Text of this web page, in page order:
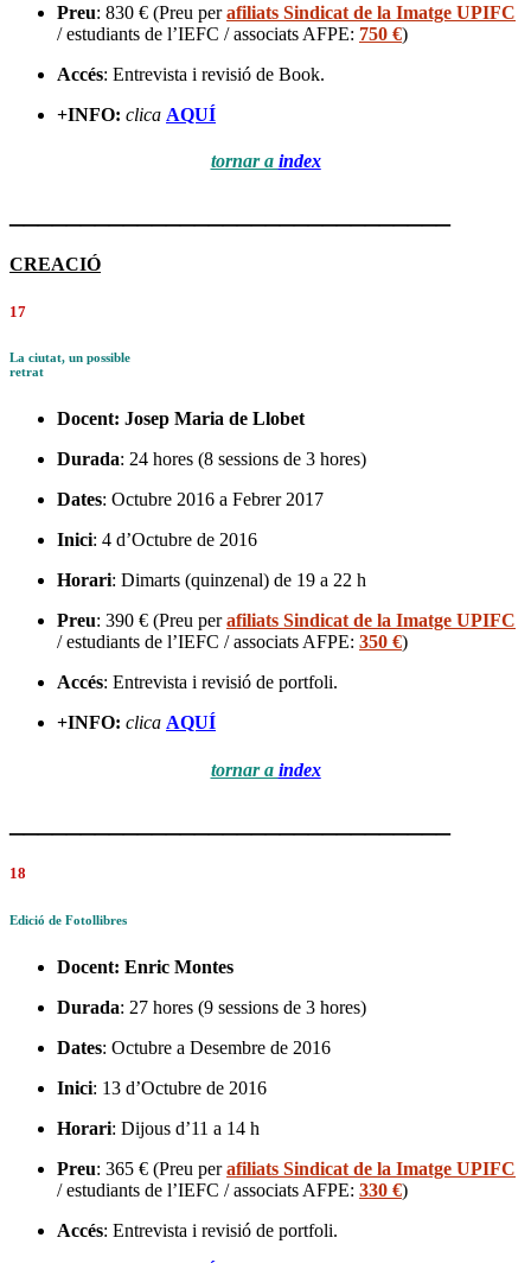
Preu: 830 € (Preu perafiliats Sindicat de la Imatge UPIFC
/ estudiants de l’IEFC / associats AFPE: 750 €)
Accés: Entrevista i revisió de Book.
+INFO: clica AQUÍ
tornar a index
CREACIÓ
17
La ciutat, un possible
retrat
Docent: Josep Maria de Llobet
Durada: 24 hores (8 sessions de 3 hores)
Dates: Octubre 2016 a Febrer 2017
Inici: 4 d’Octubre de 2016
Horari: Dimarts (quinzenal) de 19 a 22 h
Preu: 390 € (Preu perafiliats Sindicat de la Imatge UPIFC
/ estudiants de l’IEFC / associats AFPE: 350 €)
Accés: Entrevista i revisió de portfoli.
+INFO: clica AQUÍ
tornar a index
18
Edició de Fotollibres
Docent: Enric Montes
Durada: 27 hores (9 sessions de 3 hores)
Dates: Octubre a Desembre de 2016
Inici: 13 d’Octubre de 2016
Horari: Dijous d’11 a 14 h
Preu: 365 € (Preu perafiliats Sindicat de la Imatge UPIFC
/ estudiants de l’IEFC / associats AFPE: 330 €)
Accés: Entrevista i revisió de portfoli.